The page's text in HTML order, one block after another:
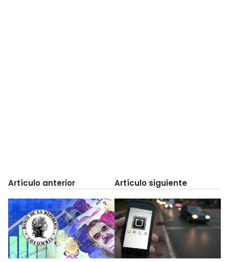
Artículo anterior Artículo siguiente